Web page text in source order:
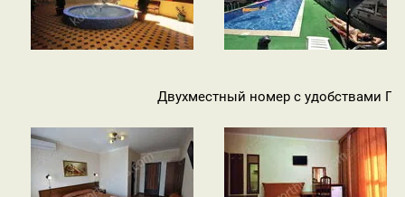
Двухместный номер с удобствами